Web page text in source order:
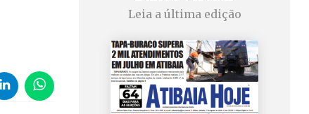
Leia a última edição